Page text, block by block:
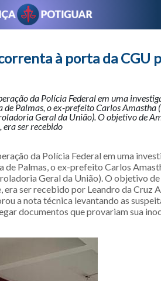
à porta da CGU
da Polícia Federal em uma
Palmas, o ex-prefeito Carlos Amastha
Geral da União). O objetivo de
ser recebido
da Polícia Federal em uma
Palmas, o ex-prefeito Carlos
Geral da União). O objetivo
ser recebido por Leandro da Cruz
a nota técnica levantando as
documentos que provariam sua